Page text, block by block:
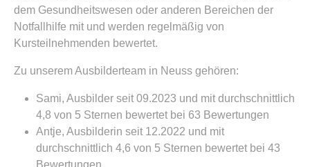
dem Gesundheitswesen oder anderen Bereichen der
Notfallhilfe mit und werden regelmäßig von
Kursteilnehmenden bewertet.
Zu unserem Ausbilderteam in Neuss gehören:
Sami, Ausbilder seit 09.2023 und mit durchschnittlich
4,8 von 5 Sternen bewertet bei 63 Bewertungen
Antje, Ausbilderin seit 12.2022 und mit
durchschnittlich 4,6 von 5 Sternen bewertet bei 43
Bewertungen